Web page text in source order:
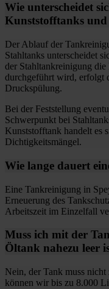
Wie unterscheidet
Kunststofftanks
Der Ablauf der
Stahltanks unterscheidet
der Stahltankreinigung
durchgeführt wird, erfolgt
Druckspülung.
Bei der Feststellung
Schwerpunkt bei
Kunststofftank handelt es
Dichtigkeitsmängel.
Wie lange dauert
Eine Tankreinigung in
Erneuerung des
Arbeitszeit im Einzelfall
Muss ich mit der
Öltank nahezu leer
Nein, der Tank muss
können wir bis zu 8.000